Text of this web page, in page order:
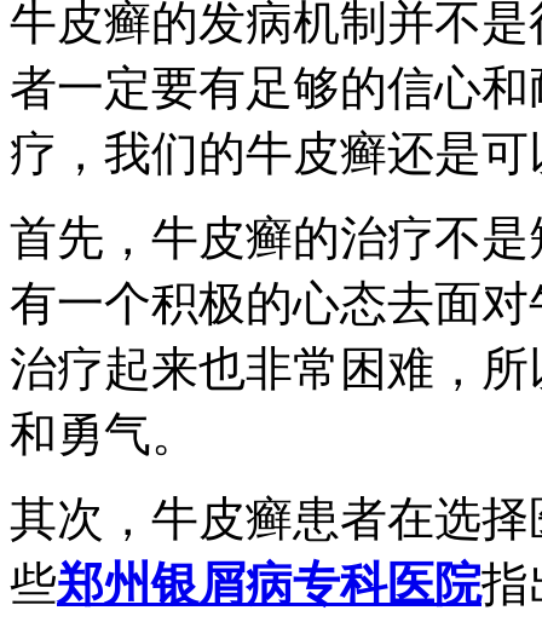
牛皮癣的发病机制并不
者一定要有足够的信心
疗，我们的牛皮癣还是
首先，牛皮癣的治疗不
有一个积极的心态去面
治疗起来也非常困难，
和勇气。
其次，牛皮癣患者在选
些郑州银屑病专科医院指